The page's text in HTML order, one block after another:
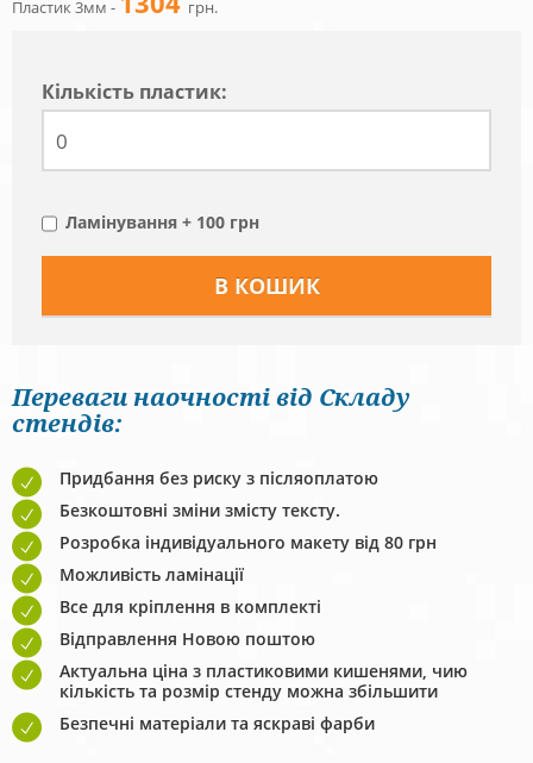
Пластик 3мм - грн.
Кiлькiсть пластик:
Ламінування + 100 грн
Переваги наочності від Складу
стендів:
Придбання без риску з післяоплатою
Безкоштовні зміни змісту тексту.
Розробка індивідуального макету від 80 грн
Можливість ламінації
Все для кріплення в комплекті
Відправлення Новою поштою
Актуальна ціна з пластиковими кишенями, чию
кількість та розмір стенду можна збільшити
Безпечні матеріали та яскраві фарби